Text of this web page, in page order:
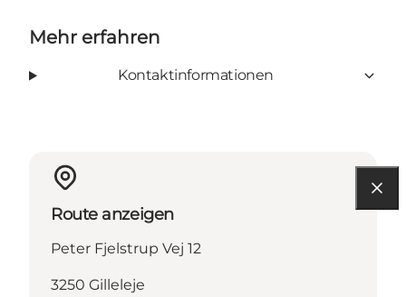
Mehr erfahren
Kontaktinformationen
Route anzeigen
Peter Fjelstrup Vej 12
3250 Gilleleje